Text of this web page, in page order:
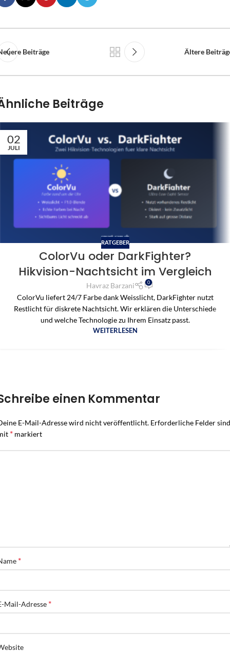
Beiträge Ältere
Beiträge
02
JULI
RATGEBER
ColorVu oder DarkFighter?
Hikvision-Nachtsicht im Vergleich
Havraz Barzani 0
ColorVu liefert 24/7 Farbe dank Weisslicht, DarkFighter nutzt
Restlicht für diskrete Nachtsicht. Wir erklären die Unterschiede
und welche Technologie zu Ihrem Einsatz passt.
WEITERLESEN
einen Kommentar
E-Mail-Adresse wird nicht veröffentlicht. Erforderliche Felder sind
* markiert
*
Mail-Adresse *